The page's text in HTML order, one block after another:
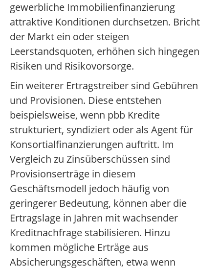
gewerbliche Immobilienfinanzierung
attraktive Konditionen durchsetzen. Bricht
der Markt ein oder steigen
Leerstandsquoten, erhöhen sich hingegen
Risiken und Risikovorsorge.
Ein weiterer Ertragstreiber sind Gebühren
und Provisionen. Diese entstehen
beispielsweise, wenn pbb Kredite
strukturiert, syndiziert oder als Agent für
Konsortialfinanzierungen auftritt. Im
Vergleich zu Zinsüberschüssen sind
Provisionserträge in diesem
Geschäftsmodell jedoch häufig von
geringerer Bedeutung, können aber die
Ertragslage in Jahren mit wachsender
Kreditnachfrage stabilisieren. Hinzu
kommen mögliche Erträge aus
Absicherungsgeschäften, etwa wenn